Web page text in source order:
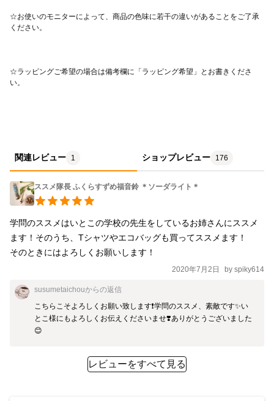
☆お使いのモニターによって、商品の色味に若干の違いがあることをご了承
☆ラッピングご希望の場合は備考欄に「ラッピング希望」とお書きくださ
関連レビュー 1 ショップレビュー 176
ススメ隊長 ふくらすずめ福音鈴 ＊ソーダライト＊
学問のススメはいとこの学校の先生をしているお姉さんにススメ
ます！そのうち、Tシャツやエコバッグも買ってススメます！
そのときにはよろしくお願いします！
2020年7月2日 by spiky614
susumetaichouからの返信
こちらこそよろしくお願い致します❗️学問のススメ、素敵です✨い
とこ様にもよろしくお伝えくださいませ❣️ありがとうございました
😊
レビューをすべて見る